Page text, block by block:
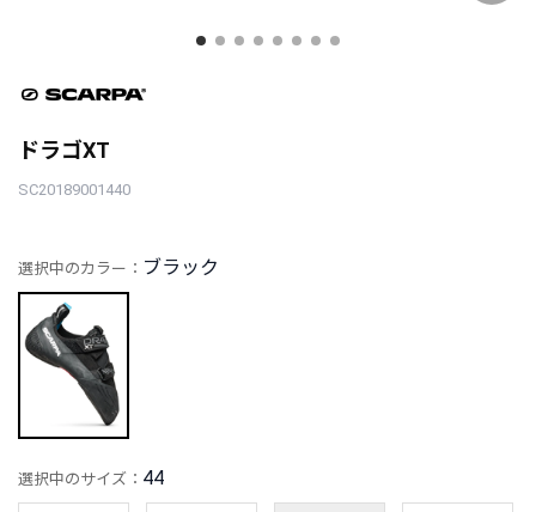
ドラゴXT
SC20189001440
選択中のカラー： ブラック
選択中のサイズ： 44